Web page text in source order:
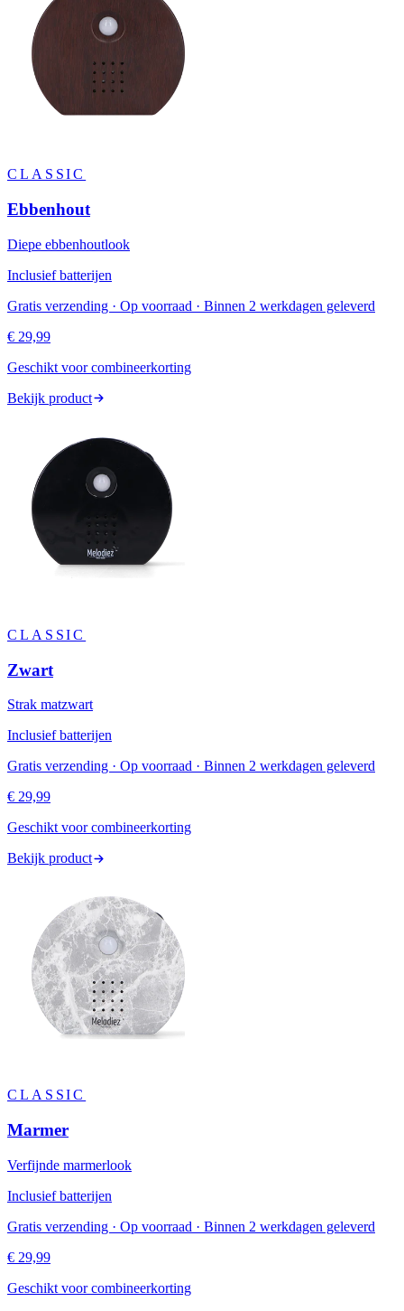
CLASSIC
Ebbenhout
Diepe ebbenhoutlook
Inclusief batterijen
Gratis verzending · Op voorraad · Binnen 2 werkdagen geleverd
€ 29,99
Geschikt voor combineerkorting
Bekijk product
CLASSIC
Zwart
Strak matzwart
Inclusief batterijen
Gratis verzending · Op voorraad · Binnen 2 werkdagen geleverd
€ 29,99
Geschikt voor combineerkorting
Bekijk product
CLASSIC
Marmer
Verfijnde marmerlook
Inclusief batterijen
Gratis verzending · Op voorraad · Binnen 2 werkdagen geleverd
€ 29,99
Geschikt voor combineerkorting